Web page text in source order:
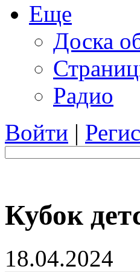
Еще
Доска
Радио
Войти |
Кубок
18.04.2024